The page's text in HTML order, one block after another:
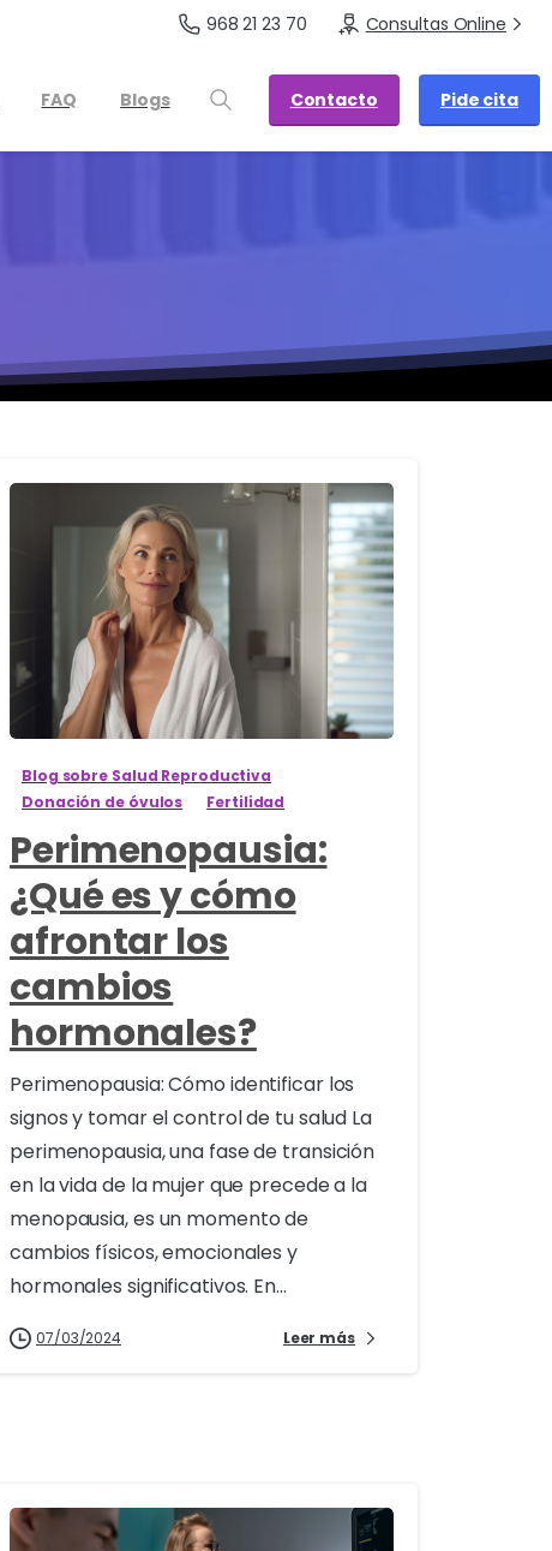
968 21 23 70 Consultas Online
FAQ Blogs Contacto Pide cita
0
Blog sobre Salud Reproductiva
Donación de óvulos
Fertilidad
Perimenopausia:
¿Qué es y cómo
afrontar los
cambios
hormonales?
Perimenopausia: Cómo identificar los
signos y tomar el control de tu salud La
perimenopausia, una fase de transición
en la vida de la mujer que precede a la
menopausia, es un momento de
cambios físicos, emocionales y
hormonales significativos. En...
07/03/2024 Leer más